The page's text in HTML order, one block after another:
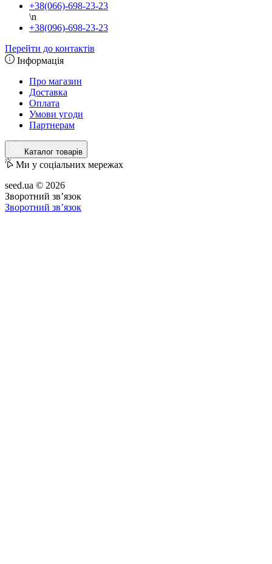
+38(066)-698-23-23
\n
+38(096)-698-23-23
Перейти до контактів
Інформація
Про магазин
Доставка
Оплата
Умови угоди
Партнерам
Каталог товарів
Ми у соціальних мережах
seed.ua © 2026
Зворотний зв’язок
Зворотний зв’язок